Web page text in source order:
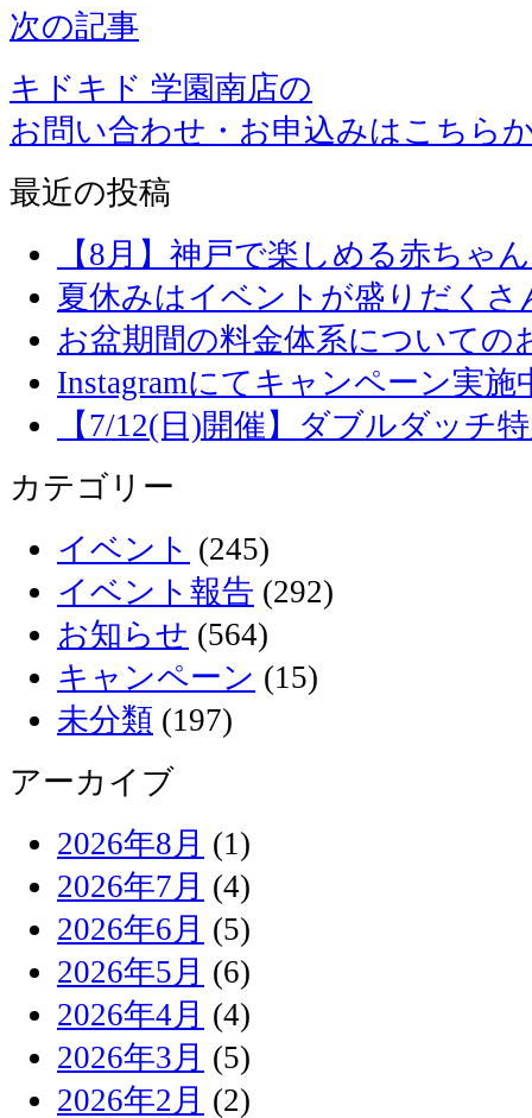
次の記事
キドキド 学園南店の
お問い合わせ・お申込みはこちら
最近の投稿
【8月】神戸で楽しめる赤ちゃ
夏休みはイベントが盛りだくさ
お盆期間の料金体系についての
Instagramにてキャンペーン実施
【7/12(日)開催】ダブルダッチ
カテゴリー
イベント (245)
イベント報告 (292)
お知らせ (564)
キャンペーン (15)
未分類 (197)
アーカイブ
2026年8月 (1)
2026年7月 (4)
2026年6月 (5)
2026年5月 (6)
2026年4月 (4)
2026年3月 (5)
2026年2月 (2)